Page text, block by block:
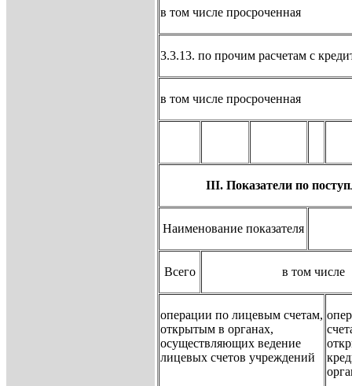
в том числе просроченная
3.3.13. по прочим расчетам с
в том числе просроченная
III. Показатели по
Наименование показателя
Всего в том числе
операции по лицевым счетам,
открытым в органах,
осуществляющих ведение
лицевых счетов учреждений